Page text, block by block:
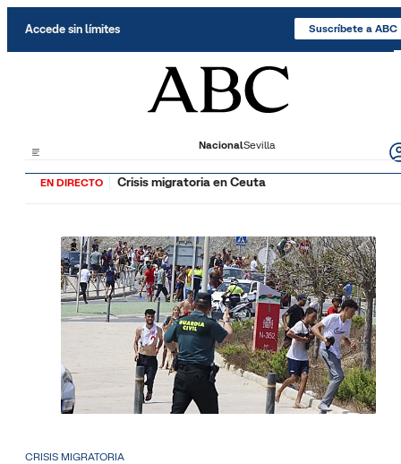
Accede sin límites Suscríbete a ABC
NacionalSevilla
EN DIRECTO Crisis migratoria en Ceuta
CRISIS MIGRATORIA